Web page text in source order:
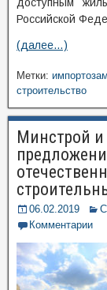
Российской
(далее…)
Метки:
строительство
Минстрой
06.02.2019
Комментарии